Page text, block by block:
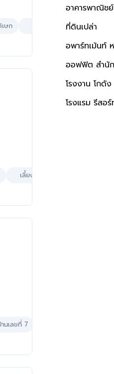
ษก ใกล้โรงพยาบาล ใกล้ห้า
เลี้ยงสัตว์ได้
นเลขที่ 7
อาคารพาณิช
ที่ดินเปล่า
อพาร์ทเม้นท์
ออฟฟิต สำนั
โรงงาน โกดัง
โรงแรม รีสอร์